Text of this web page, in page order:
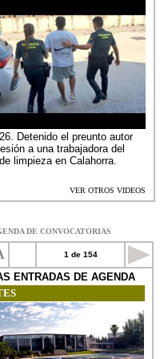
DE CONVOCATORIAS